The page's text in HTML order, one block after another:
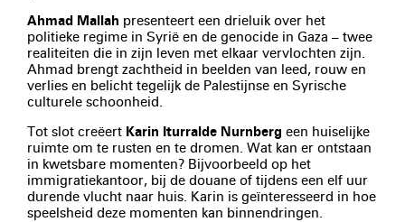
Ahmad Mallah presenteert een drieluik over het
politieke regime in Syrië en de genocide in Gaza – twee
realiteiten die in zijn leven met elkaar vervlochten zijn.
Ahmad brengt zachtheid in beelden van leed, rouw en
verlies en belicht tegelijk de Palestijnse en Syrische
culturele schoonheid.
Tot slot creëert Karin Iturralde Nurnberg een huiselijke
ruimte om te rusten en te dromen. Wat kan er ontstaan
in kwetsbare momenten? Bijvoorbeeld op het
immigratiekantoor, bij de douane of tijdens een elf uur
durende vlucht naar huis. Karin is geïnteresseerd in hoe
speelsheid deze momenten kan binnendringen.